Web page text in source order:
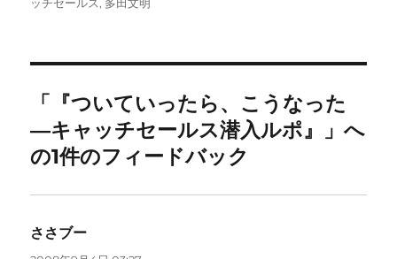
「『ついていったら、こうなった
―キャッチセールス潜入ルポ』」へ
の1件のフィードバック
ささブー